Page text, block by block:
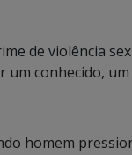
de violência
um conhecido,
homem